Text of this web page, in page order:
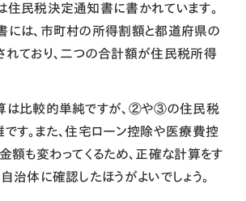
民税決定通知書に書かれています。
は、市町村の所得割額と都道府県の
ており、二つの合計額が住民税所得
比較的単純ですが、②や③の住民税
す。また、住宅ローン控除や医療費控
額も変わってくるため、正確な計算をす
治体に確認したほうがよいでしょう。